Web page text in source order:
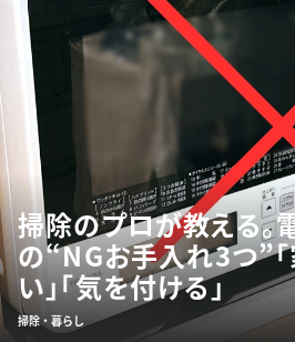
掃除のプロが教える。
の“NGお手入れ3つ”
い」「気を付ける」
掃除・暮らし